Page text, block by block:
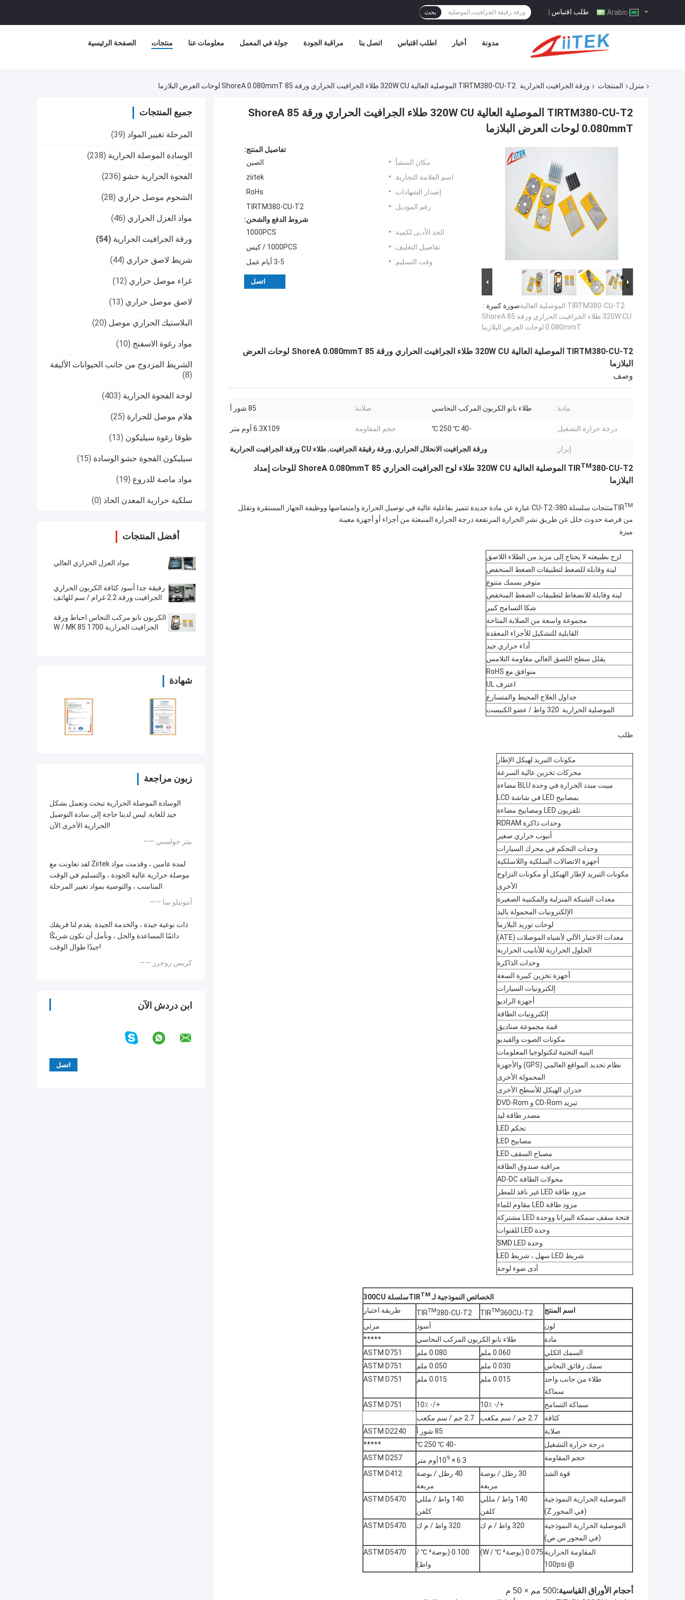
طلب اقتباس | بحث
الصفحة الرئيسية منتجات معلومات عنا جولة في المعمل مراقبة الجودة اتصل بنا اطلب اقتباس أخبار مدونة
منزل المنتجات ورقة الجرافيت الحرارية TIRTM380-CU-T2 الموصلية العالية 320W CU طلاء الجرافيت الحراري ورقة 85 ShoreA 0.080mmT لوحات العرض البلازما
جميع المنتجات
المرحلة تغيير المواد (39)
الوسادة الموصلة الحرارية (238)
الفجوة الحرارية حشو (236)
الشحوم موصل حراري (28)
مواد العزل الحراري (46)
ورقة الجرافيت الحرارية (54)
شريط لاصق حراري (44)
غراء موصل حراري (12)
لاصق موصل حراري (13)
البلاستيك الحراري موصل (20)
مواد رغوة الاسفنج (10)
الشريط المزدوج من جانب الحيوانات الأليفة
(8)
لوحة الفجوة الحرارية (403)
هلام موصل للحرارة (25)
طوقا رغوة سيليكون (13)
سيليكون الفجوة حشو الوسادة (15)
مواد ماصة للدروع (19)
سلكية حرارية المعدن الحاد (0)
أفضل المنتجات
مواد العزل الحراري العالي
رقيقة جدا أسود كثافة الكربون الحراري
الجرافيت ورقة 2.2 غرام / سم للهاتف
الكربون نانو مركب النحاس احباط ورقة
الجرافيت الحرارية 1700 W / MK 85
شهادة
زبون مراجعة
الوسادة الموصلة الحرارية تبحث وتعمل بشكل
جيد للغاية. ليس لدينا حاجة إلى سادة التوصيل
الحرارية الأخرى الآن!
—— بيتر جولسبي
لقد تعاونت مع Ziitek لمدة عامين ، وقدمت مواد
موصلة حرارية عالية الجودة ، والتسليم في الوقت
المناسب ، والتوصية بمواد تغيير المرحلة
—— أنتونيلو سا
ذات نوعية جيدة ، والخدمة الجيدة. يقدم لنا فريقك
دائمًا المساعدة والحل ، ونأمل أن نكون شريكًا
جيدًا طوال الوقت!
—— كريس روجرز
ابن دردش الآن
TIRTM380-CU-T2 الموصلية العالية 320W CU طلاء الجرافيت الحراري ورقة 85 ShoreA
0.080mmT لوحات العرض البلازما
صورة كبيرة :TIRTM380-CU-T2 الموصلية العالية
320W CU طلاء الجرافيت الحراري ورقة 85 ShoreA
0.080mmT لوحات العرض البلازما
تفاصيل المنتج:
مكان المنشأ:
الصين
اسم العلامة التجارية:
ziitek
إصدار الشهادات:
RoHs
رقم الموديل:
TIRTM380-CU-T2
شروط الدفع والشحن:
الحد الأدنى لكمية:
1000PCS
تفاصيل التغليف:
1000PCS / كيس
وقت التسليم:
3-5 أيام عمل
اتصل
TIRTM380-CU-T2 الموصلية العالية 320W CU طلاء الجرافيت الحراري ورقة 85 ShoreA 0.080mmT لوحات العرض
البلازما
وصف
مادة: طلاء نانو الكربون المركب النحاسي صلابة: 85 شور أ
درجة حرارة التشغيل: -40 ℃ 250 ℃ حجم المقاومة: 6.3X109 أوم متر
إبراز: ورقة الجرافيت الانحلال الحراري,ورقة رقيقة الجرافيت,طلاء CU ورقة الجرافيت الحرارية
TIRTM
380-CU-T2 الموصلية العالية 320W CU طلاء لوح الجرافيت الحراري 85 ShoreA 0.080mmT للوحات إمداد
البلازما
TIRTM
منتجات سلسلة 380-CU-T2 عبارة عن مادة جديدة تتميز بفاعلية عالية في توصيل الحرارة وامتصاصها ووظيفة الجهاز المستقرة وتقلل
من فرصة حدوث خلل عن طريق نشر الحرارة المرتفعة درجة الحرارة المنبعثة من أجزاء أو أجهزة معينة.
ميزة
لزج بطبيعته لا يحتاج إلى مزيد من الطلاء اللاصق
لينة وقابلة للضغط لتطبيقات الضغط المنخفض
متوفر بسمك متنوع
لينة وقابلة للانضغاط لتطبيقات الضغط المنخفض
شكا التسامح كبير
مجموعة واسعة من الصلابة المتاحة
القابلية للتشكيل للأجزاء المعقدة
أداء حراري جيد
يقلل سطح اللصق العالي مقاومة التلامس
متوافق مع RoHS
اعترف UL
جداول العلاج المحيط والمتسارع
الموصلية الحرارية: 320 واط / عضو الكنيست
طلب
مكونات التبريد لهيكل الإطار
محركات تخزين عالية السرعة
مبيت مبدد الحرارة في وحدة BLU مضاءة
بمصابيح LED في شاشة LCD
تلفزيون LED ومصابيح مضاءة
وحدات ذاكرة RDRAM
أنبوب حراري صغير
وحدات التحكم في محرك السيارات
أجهزة الاتصالات السلكية واللاسلكية
مكونات التبريد لإطار الهيكل أو مكونات التزاوج
الأخرى
معدات الشبكة المنزلية والمكتبية الصغيرة
الإلكترونيات المحمولة باليد
لوحات توريد البلازما
معدات الاختبار الآلي لأشباه الموصلات (ATE)
الحلول الحرارية للأنابيب الحرارية
وحدات الذاكرة
أجهزة تخزين كبيرة السعة
إلكترونيات السيارات
أجهزة الراديو
إلكترونيات الطاقة
قمة مجموعة صناديق
مكونات الصوت والفيديو
البنية التحتية لتكنولوجيا المعلومات
نظام تحديد المواقع العالمي (GPS) والأجهزة
المحمولة الأخرى
جدران الهيكل للأسطح الأخرى
تبريد CD-Rom و DVD-Rom
مصدر طاقة ليد
تحكم LED
مصابيح LED
مصباح السقف LED
مراقبة صندوق الطاقة
محولات الطاقة AD-DC
مزود طاقة LED غير نافذ للمطر
مزود طاقة LED مقاوم للماء
فتحة سقف سمكة البيرانا ووحدة LED مشتركة
وحدة LED للقنوات
وحدة SMD LED
شريط LED سهل ، شريط LED
أدى ضوء لوحة
الخصائص النموذجية لـ TIRTM
سلسلة 300CU
اسم المنتج
TIRTM360CU-T2
TIRTM380-CU-T2
طريقة اختبار
لون
أسود
مرئي
مادة
طلاء نانو الكربون المركب النحاسي
*****
السمك الكلي
0.060 ملم 0.080 ملم
ASTM D751
سمك رقائق النحاس
0.030 ملم 0.050 ملم
ASTM D751
طلاء من جانب واحد
سماكة
0.015 ملم 0.015 ملم ASTM D751
سماكة التسامح +/- 10٪ +/- 10٪
ASTM D751
كثافة
2.7 جم / سم مكعب
2.7 جم / سم مكعب
صلابة
85 شور أ
ASTM D2240
درجة حرارة التشغيل
-40 ℃ 250 ℃
*****
حجم المقاومة
6.3 × 10
9 أوم متر
ASTM D257
قوة الشد
30 رطل / بوصة
مربعة
40 رطل / بوصة
مربعة
ASTM D412
الموصلية الحرارية النموذجية
(في المحور Z)
140 واط / مللي
كلفن
140 واط / مللي
كلفن
ASTM D5470
الموصلية الحرارية النموذجية
(في المحور س ص)
320 واط / م ك 320 واط / م ك ASTM D5470
المقاومة الحرارية
@ 100psi
0.075 (بوصة² ℃ / W)
0.100 (بوصة² ℃ /
واط)
ASTM D5470
أحجام الأوراق القياسية:500 مم × 50 م